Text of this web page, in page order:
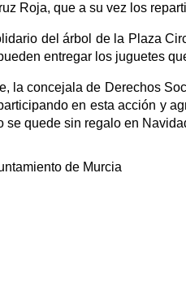
Roja, que a su vez los
del árbol de la Plaza
entregar los juguetes
la concejala de Derechos
en esta acción y
se quede sin regalo en
de Murcia